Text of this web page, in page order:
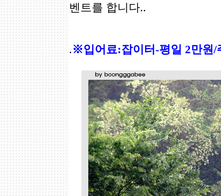
벤트를 합니다..
.※입어료:잡이터-평일 2만원/